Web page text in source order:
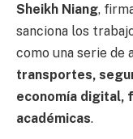
Sheikh Niang,
sanciona los
como una serie de
transportes,
economía digital,
académicas.